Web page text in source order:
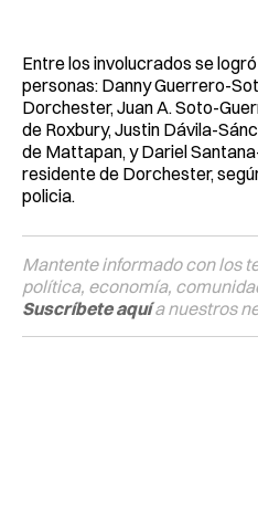
Entre los involucrados se
personas: Danny Guerrero-
Dorchester, Juan A. Soto-
de Roxbury, Justin Dávila-
de Mattapan, y Dariel
residente de Dorchester,
policia.
Mantente informado con los
política, economía,
Suscríbete aquía nuestros